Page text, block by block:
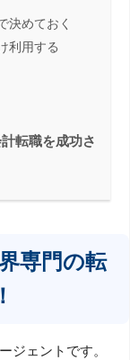
決めておく
利用する
転職を成功さ
専門の転
ジェントです。